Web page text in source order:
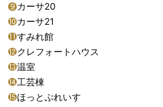
❾カーサ20
❿カーサ21
⓫すみれ館
⓬クレフォートハウス
⓭温室
⓮工芸棟
⓯ほっとぷれいす